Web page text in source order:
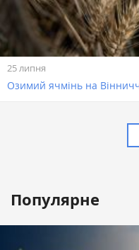
25 липня
Озимий ячмінь на
Популярне